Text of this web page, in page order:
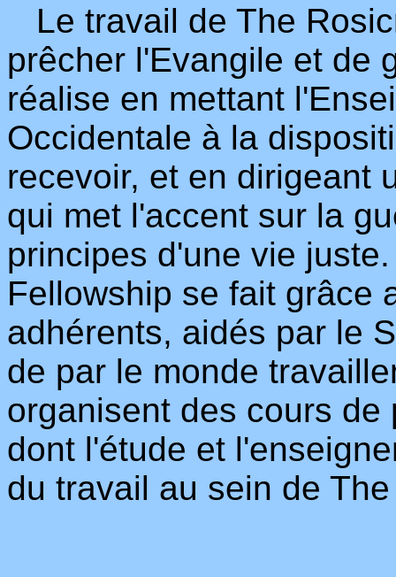
Le travail de The
prêcher l'Evangile et de
réalise en mettant
Occidentale à la
recevoir, et en dirigeant
qui met l'accent sur la
principes d'une vie
Fellowship se fait grâce
adhérents, aidés par le
de par le monde
organisent des cours
dont l'étude et
du travail au sein de